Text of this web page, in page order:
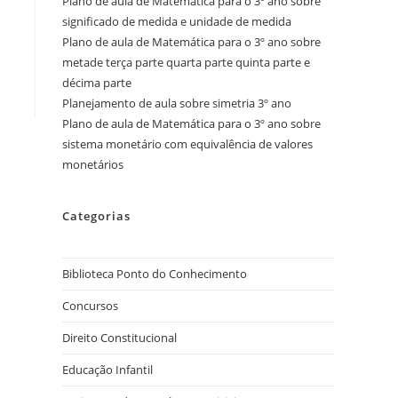
significado de medida e unidade de medida
Plano de aula de Matemática para o 3º ano sobre
metade terça parte quarta parte quinta parte e
décima parte
Planejamento de aula sobre simetria 3º ano
Plano de aula de Matemática para o 3º ano sobre
sistema monetário com equivalência de valores
monetários
Categorias
Biblioteca Ponto do Conhecimento
Concursos
Direito Constitucional
Educação Infantil